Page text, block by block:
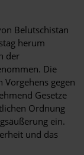
Belutschistan
herum
der
Die
Vorgehens gegen
Gesetze
Ordnung
ein.
und das